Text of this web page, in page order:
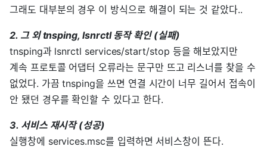
그래도 대부분의 경우 이 방식으로 해결이 되는 것 같았다..
2. 그 외 tnsping, lsnrctl 동작 확인 (실패)
tnsping과 lsnrctl services/start/stop 등을 해보았지만
계속 프로토콜 어댑터 오류라는 문구만 뜨고 리스너를 찾을 수
없었다. 가끔 tnsping을 쓰면 연결 시간이 너무 길어서 접속이
안 됐던 경우를 확인할 수 있다고 한다.
3. 서비스 재시작 (성공)
실행창에 services.msc를 입력하면 서비스창이 뜬다.